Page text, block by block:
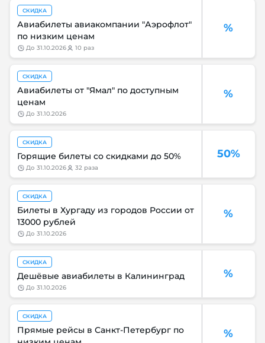
%
СКИДКА
Авиабилеты авиакомпании "Аэрофлот"
по низким ценам
до 31.10.2026 10 раз
%
СКИДКА
Авиабилеты от "Ямал" по доступным
ценам
до 31.10.2026
50%
СКИДКА
Горящие билеты со скидками до 50%
до 31.10.2026 32 раза
%
СКИДКА
Билеты в Хургаду из городов России от
13000 рублей
до 31.10.2026
%
СКИДКА
Дешёвые авиабилеты в Калининград
до 31.10.2026
%
СКИДКА
Прямые рейсы в Санкт-Петербург по